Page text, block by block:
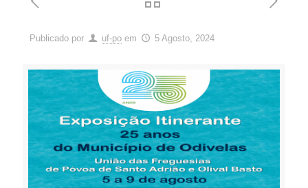
Publicado por uf-po em 5 Agosto, 2024